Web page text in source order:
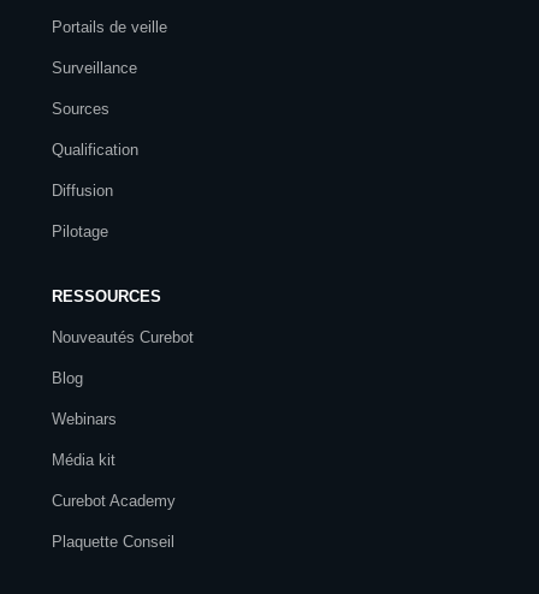
Portails de veille
Surveillance
Sources
Qualification
Diffusion
Pilotage
RESSOURCES
Nouveautés Curebot
Blog
Webinars
Média kit
Curebot Academy
Plaquette Conseil